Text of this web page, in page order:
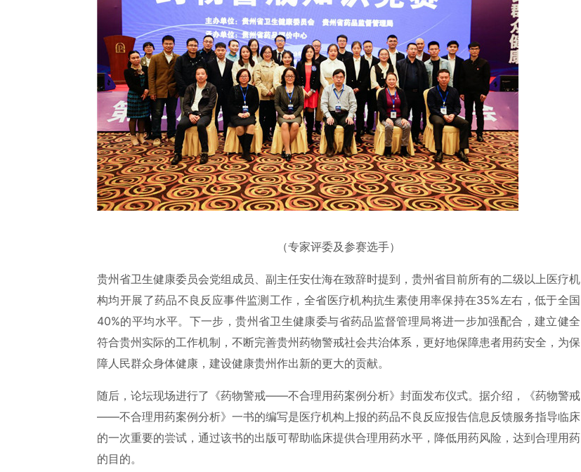
（专家评委及参赛选手）
贵州省卫生健康委员会党组成员、副主任安仕海在致辞时提到，贵州省目前所有的二级以上医疗机
构均开展了药品不良反应事件监测工作，全省医疗机构抗生素使用率保持在35%左右，低于全国
40%的平均水平。下一步，贵州省卫生健康委与省药品监督管理局将进一步加强配合，建立健全
符合贵州实际的工作机制，不断完善贵州药物警戒社会共治体系，更好地保障患者用药安全，为保
障人民群众身体健康，建设健康贵州作出新的更大的贡献。
随后，论坛现场进行了《药物警戒——不合理用药案例分析》封面发布仪式。据介绍，《药物警戒
——不合理用药案例分析》一书的编写是医疗机构上报的药品不良反应报告信息反馈服务指导临床
的一次重要的尝试，通过该书的出版可帮助临床提供合理用药水平，降低用药风险，达到合理用药
的目的。